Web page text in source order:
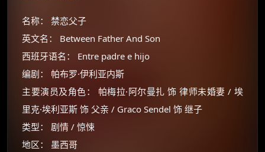
名称： 禁恋父子
英文名： Between Father And Son
西班牙语名： Entre padre e hijo
编剧： 帕布罗·伊利亚内斯
主要演员及角色： 帕梅拉·阿尔曼扎 饰 律师未婚妻 / 埃
里克·埃利亚斯 饰 父亲 / Graco Sendel 饰 继子
类型： 剧情 / 惊悚
地区： 墨西哥